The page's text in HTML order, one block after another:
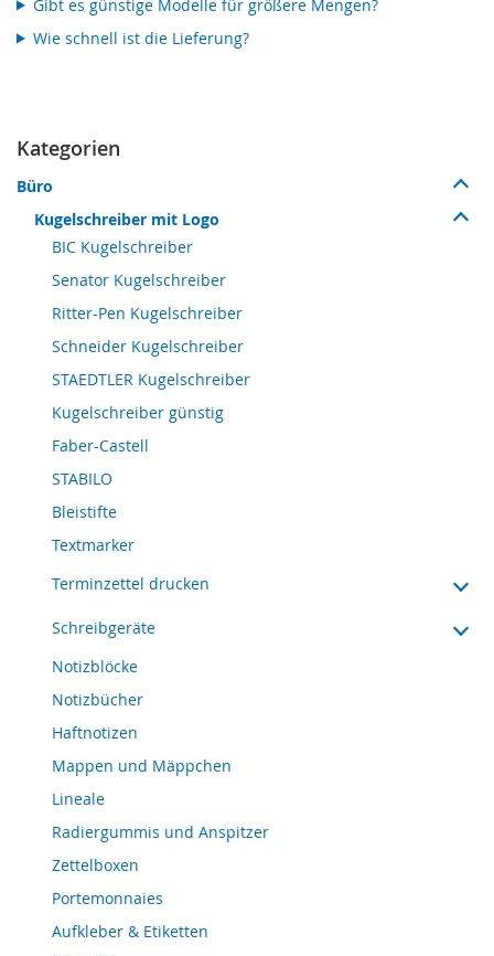
Gibt es günstige Modelle für größere Mengen?
Wie schnell ist die Lieferung?
Kategorien
Büro
Kugelschreiber mit Logo
BIC Kugelschreiber
Senator Kugelschreiber
Ritter-Pen Kugelschreiber
Schneider Kugelschreiber
STAEDTLER Kugelschreiber
Kugelschreiber günstig
Faber-Castell
STABILO
Bleistifte
Textmarker
Terminzettel drucken
Schreibgeräte
Notizblöcke
Notizbücher
Haftnotizen
Mappen und Mäppchen
Lineale
Radiergummis und Anspitzer
Zettelboxen
Portemonnaies
Aufkleber & Etiketten